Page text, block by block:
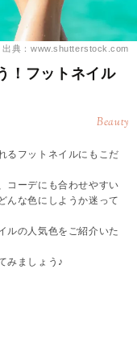
出典：www.shutterstock.com
！フットネイル
Beauty
るフットネイルにもこだ
コーデにも合わせやすい
んな色にしようか迷って
ルの人気色をご紹介いた
みましょう♪